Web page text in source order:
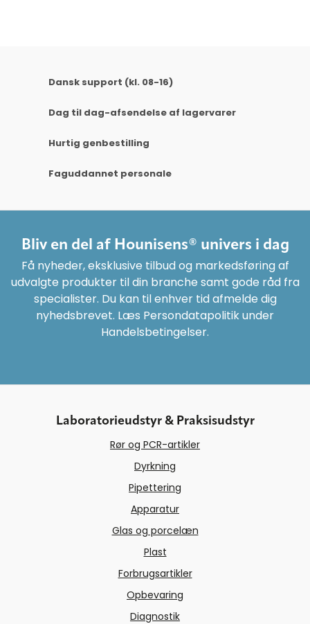
Dansk support (kl. 08-16)
Dag til dag-afsendelse af lagervarer
Hurtig genbestilling
Faguddannet personale
Bliv en del af Hounisens® univers i dag
Få nyheder, eksklusive tilbud og markedsføring af
udvalgte produkter til din branche samt gode råd fra
specialister. Du kan til enhver tid afmelde dig
nyhedsbrevet. Læs Persondatapolitik under
Handelsbetingelser.
Laboratorieudstyr & Praksisudstyr
Rør og PCR-artikler
Dyrkning
Pipettering
Apparatur
Glas og porcelæn
Plast
Forbrugsartikler
Opbevaring
Diagnostik